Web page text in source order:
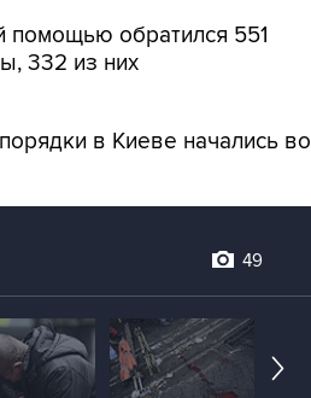
помощью обратился 551
332 из них
в Киеве начались во
49